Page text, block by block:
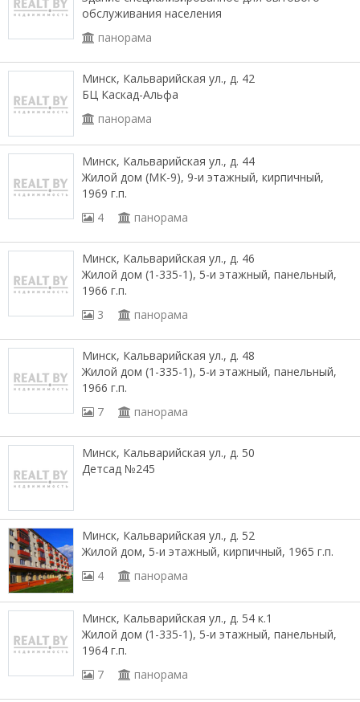
обслуживания населения
панорама
Минск, Кальварийская ул., д. 42
БЦ Каскад-Альфа
панорама
Минск, Кальварийская ул., д. 44
Жилой дом (МК-9), 9-и этажный, кирпичный,
1969 г.п.
4
панорама
Минск, Кальварийская ул., д. 46
Жилой дом (1-335-1), 5-и этажный, панельный,
1966 г.п.
3
панорама
Минск, Кальварийская ул., д. 48
Жилой дом (1-335-1), 5-и этажный, панельный,
1966 г.п.
7
панорама
Минск, Кальварийская ул., д. 50
Детсад №245
Минск, Кальварийская ул., д. 52
Жилой дом, 5-и этажный, кирпичный, 1965 г.п.
4
панорама
Минск, Кальварийская ул., д. 54 к.1
Жилой дом (1-335-1), 5-и этажный, панельный,
1964 г.п.
7
панорама